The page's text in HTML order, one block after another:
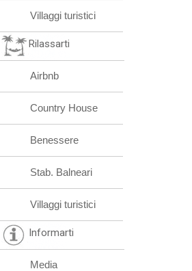
Villaggi turistici
Rilassarti
Airbnb
Country House
Benessere
Stab. Balneari
Villaggi turistici
Informarti
Media